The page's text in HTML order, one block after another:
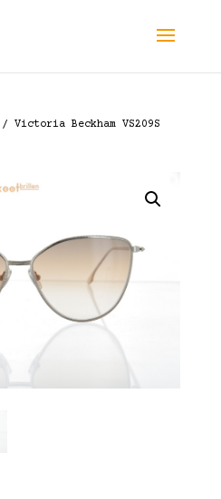
/ Victoria Beckham VS209S